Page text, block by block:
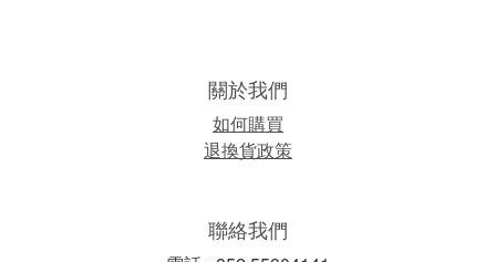
關於我們
如何購買
退換貨政策
聯絡我們